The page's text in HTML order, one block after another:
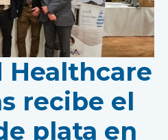
Healthcare
recibe el
plata en